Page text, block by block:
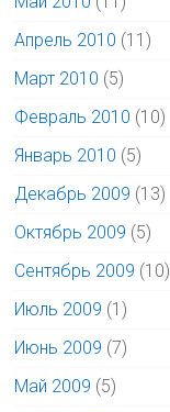
Апрель 2010 (11)
Март 2010 (5)
Февраль 2010 (10)
Январь 2010 (5)
Декабрь 2009 (13)
Октябрь 2009 (5)
Сентябрь 2009 (10)
Июль 2009 (1)
Июнь 2009 (7)
Май 2009 (5)